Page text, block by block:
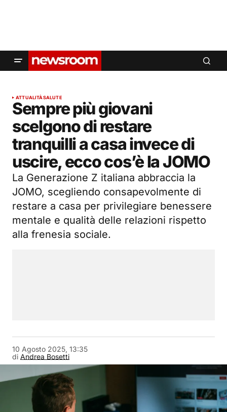
ATTUALITÀSALUTE
Sempre più giovani
scelgono di restare
tranquilli a casa invece di
uscire, ecco cos’è la JOMO
La Generazione Z italiana abbraccia la
JOMO, scegliendo consapevolmente di
restare a casa per privilegiare benessere
mentale e qualità delle relazioni rispetto
alla frenesia sociale.
di Andrea Bosetti
10 Agosto 2025, 13:35